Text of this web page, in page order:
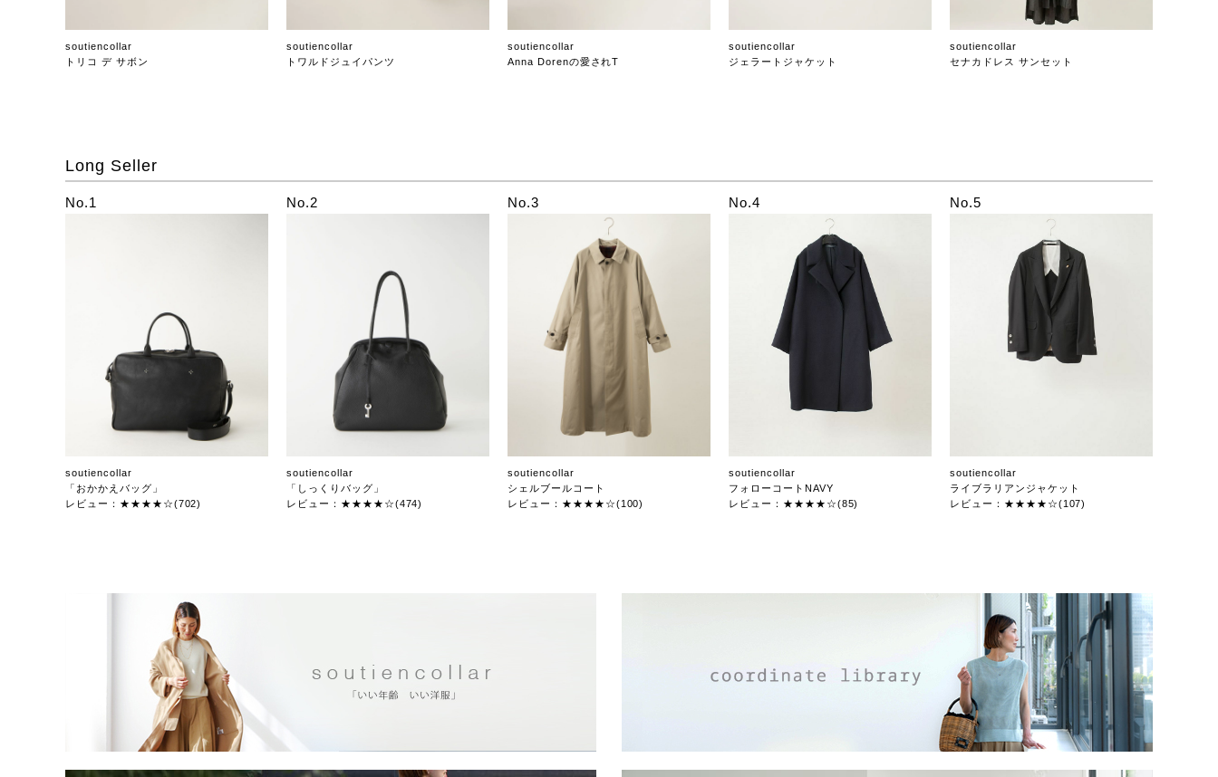
soutiencollar
トリコ デ サボン
soutiencollar
トワルドジュイパンツ
soutiencollar
Anna Dorenの愛されT
soutiencollar
ジェラートジャケット
soutiencollar
セナカドレス サンセット
Long Seller
No.1
soutiencollar
「おかかえバッグ」
レビュー：★★★★☆(702)
No.2
soutiencollar
「しっくりバッグ」
レビュー：★★★★☆(474)
No.3
soutiencollar
シェルブールコート
レビュー：★★★★☆(100)
No.4
soutiencollar
フォローコートNAVY
レビュー：★★★★☆(85)
No.5
soutiencollar
ライブラリアンジャケット
レビュー：★★★★☆(107)